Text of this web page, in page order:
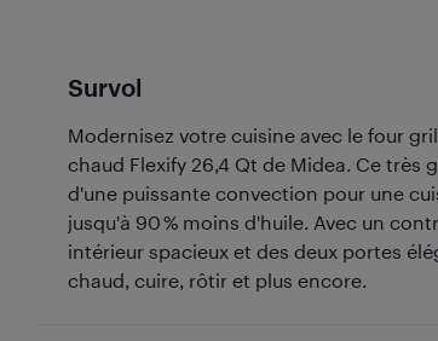
Survol
Modernisez votre cuisine avec le four
chaud Flexify 26,4 Qt de Midea. Ce très
d'une puissante convection pour une
jusqu'à 90 % moins d'huile. Avec un
intérieur spacieux et des deux portes
chaud, cuire, rôtir et plus encore.